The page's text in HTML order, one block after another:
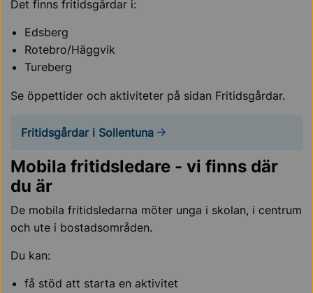
Det finns fritidsgårdar i:
Edsberg
Rotebro/Häggvik
Tureberg
Se öppettider och aktiviteter på sidan Fritidsgårdar.
Fritidsgårdar i Sollentuna
Mobila fritidsledare - vi finns där
du är
De mobila fritidsledarna möter unga i skolan, i centrum
och ute i bostadsområden.
Du kan:
få stöd att starta en aktivitet